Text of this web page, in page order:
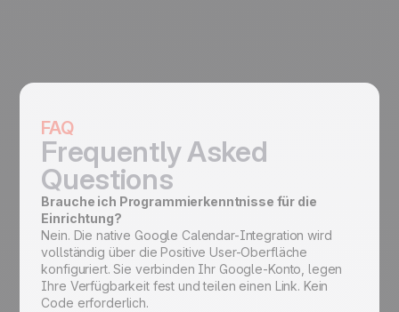
FAQ
Frequently Asked
Questions
Brauche ich Programmierkenntnisse für die
Einrichtung?
Nein. Die native Google Calendar-Integration wird
vollständig über die Positive User-Oberfläche
konfiguriert. Sie verbinden Ihr Google-Konto, legen
Ihre Verfügbarkeit fest und teilen einen Link. Kein
Code erforderlich.